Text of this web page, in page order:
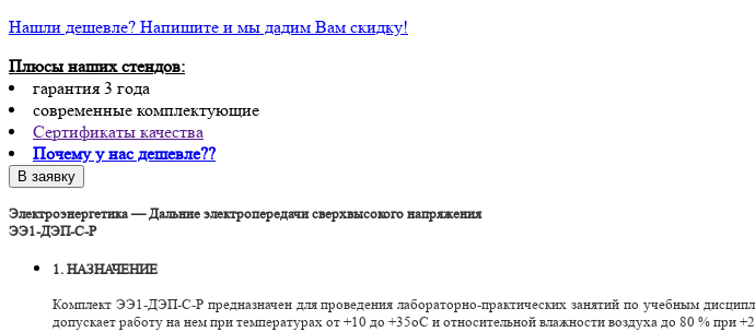
Нашли дешевле? Напишите и мы дадим Вам скидку!
Плюсы наших стендов:
гарантия 3 года
современные комплектующие
Сертификаты качества
Почему у нас дешевле??
Электроэнергетика — Дальние электропередачи сверхвысокого напряжения
ЭЭ1-ДЭП-С-Р
1. НАЗНАЧЕНИЕ
Комплект ЭЭ1-ДЭП-С-Р предназначен для проведения лабораторно-практических занятий по учебным
допускает работу на нем при температурах от +10 до +35оС и относительной влажности воздуха до 80 % при